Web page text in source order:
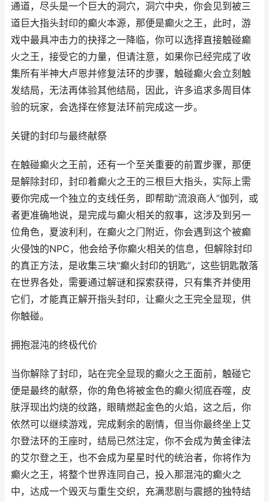
通道，尽头是一个巨大的洞穴，洞穴中央，你会见到被三
道巨大指头封印的癫火本源，那便是癫火之王，此时，游
戏中最具冲击力的抉择之一降临，你可以选择直接触碰癫
火之王，接受它的力量，但请注意，如果你已经完成了收
集所有半神大卢恩并修复法环的步骤，触碰癫火会立刻触
发结局，无法再体验其他结局，因此，许多追求多周目体
验的玩家，会选择在修复法环前完成这一步。
关键的封印与最终献祭
在触碰癫火之王前，还有一个至关重要的前置步骤，那便
是解除封印，封印着癫火之王的三根巨大指头，实际上需
要你完成一个独立的支线任务，即帮助“流浪商人”伽列，或
者更准确地说，是完成与癫火相关的叙事，这涉及到另一
位角色，夏波利利，在癫火之门附近，你会遇到这个被癫
火侵蚀的NPC，他会给予你癫火相关的信息，但解除封印
的真正方法，是收集三块“癫火封印的钥匙”，这些钥匙散落
在世界各处，需要通过解谜和探索获得，只有集齐并使用
它们，才能真正解开指头封印，让癫火之王完全显现，供
你触碰。
拥抱混沌的终极代价
当你解除了封印，站在完全显现的癫火之王面前，触碰它
便是最终的献祭，你的角色将被金色的癫火彻底吞噬，皮
肤浮现出灼烧的纹路，眼睛燃起金色的火焰，这之后，你
依然可以继续游戏，完成剩余的剧情，但当你最终坐上艾
尔登法环的王座时，结局已然注定，你不会成为黄金律法
的艾尔登之王，也不会成为星星时代的统治者，你将作为
癫火之王，将整个世界连同自己，投入那混沌的癫火之
中，达成一个毁灭与重生交织，充满悲剧与震撼的独特结